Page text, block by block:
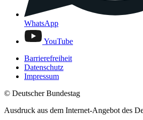
WhatsApp
YouTube
Barrierefreiheit
Datenschutz
Impressum
© Deutscher Bundestag
Ausdruck aus dem Internet-Angebot des